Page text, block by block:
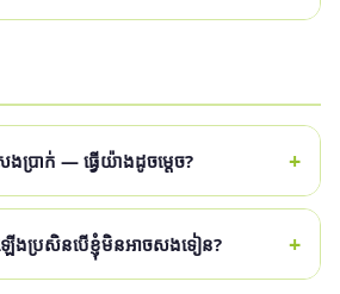
ងប្រាក់ — ធ្វើយ៉ាងដូចម្ដេច? +
ើងប្រសិនបើខ្ញុំមិនអាចសងទៀន? +